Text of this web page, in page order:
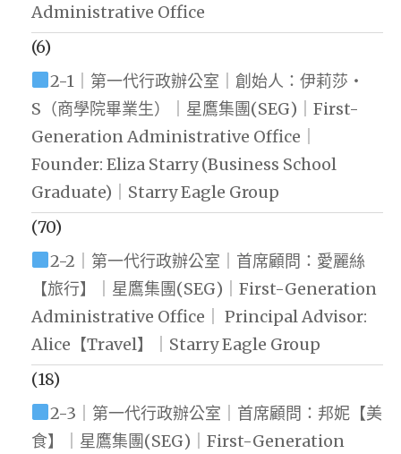
Administrative Office
(6)
2-1｜第一代行政辦公室｜創始人：伊莉莎・
S（商學院畢業生）｜星鷹集團(SEG)｜First-
Generation Administrative Office｜
Founder: Eliza Starry (Business School
Graduate)｜Starry Eagle Group
(70)
2-2｜第一代行政辦公室｜首席顧問：愛麗絲
【旅行】｜星鷹集團(SEG)｜First-Generation
Administrative Office｜ Principal Advisor:
Alice【Travel】｜Starry Eagle Group
(18)
2-3｜第一代行政辦公室｜首席顧問：邦妮【美
食】｜星鷹集團(SEG)｜First-Generation